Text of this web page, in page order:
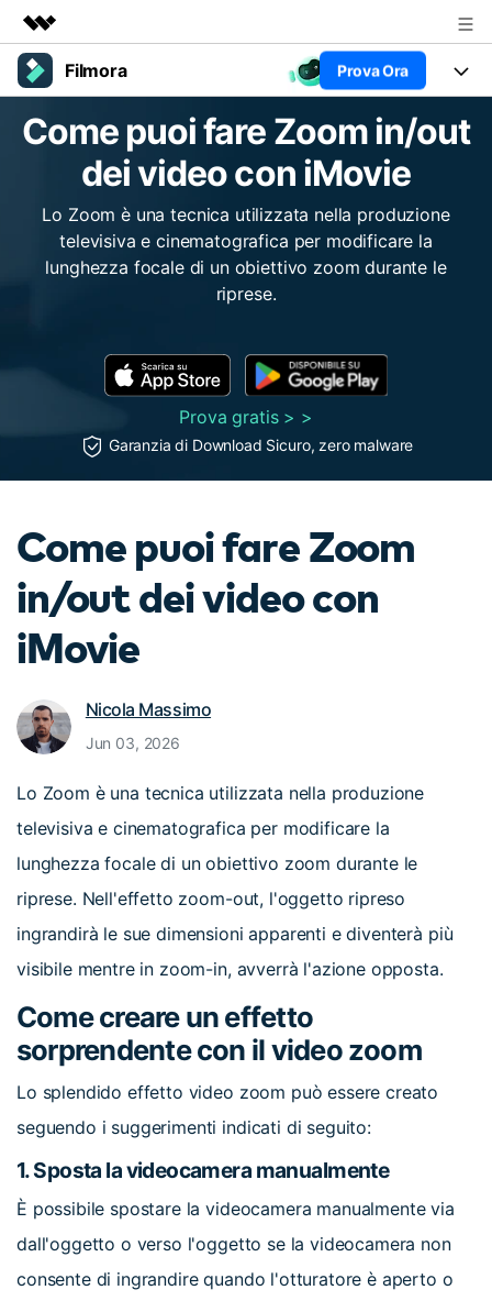
Prodotti in evidenza
Creatività digitale AIGC
Utilità
Business
Panoramica
Soluzione
Chi siamo
Sala stampa
Filmora Prova Ora
Prodotti
Piattaforme
Funzioni
Risorse
Video/Immagine
Audio
Soluzioni
Tip per Live-Streaming
Tip per Screen Recorder
Diversi Editor Video
Centro Aiuto
Contattaci Storie dei clienti
Supporto
Apprendimento
Come puoi fare Zoom in/out
dei video con iMovie
Lo Zoom è una tecnica utilizzata nella produzione
televisiva e cinematografica per modificare la
lunghezza focale di un obiettivo zoom durante le
riprese.
Prova gratis > >
Garanzia di Download Sicuro, zero malware
Come puoi fare Zoom
in/out dei video con
iMovie
Nicola Massimo
Jun 03, 2026
Lo Zoom è una tecnica utilizzata nella produzione
televisiva e cinematografica per modificare la
lunghezza focale di un obiettivo zoom durante le
riprese. Nell'effetto zoom-out, l'oggetto ripreso
ingrandirà le sue dimensioni apparenti e diventerà più
visibile mentre in zoom-in, avverrà l'azione opposta.
Come creare un effetto
sorprendente con il video zoom
Lo splendido effetto video zoom può essere creato
seguendo i suggerimenti indicati di seguito:
1.Sposta la videocamera manualmente
È possibile spostare la videocamera manualmente via
dall'oggetto o verso l'oggetto se la videocamera non
consente di ingrandire quando l'otturatore è aperto o